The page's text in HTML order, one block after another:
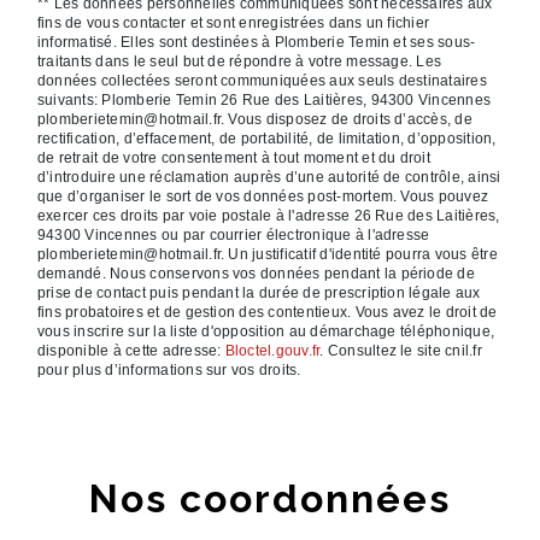
** Les données personnelles communiquées sont nécessaires aux
fins de vous contacter et sont enregistrées dans un fichier
informatisé. Elles sont destinées à Plomberie Temin et ses sous-
traitants dans le seul but de répondre à votre message. Les
données collectées seront communiquées aux seuls destinataires
suivants: Plomberie Temin 26 Rue des Laitières, 94300 Vincennes
plomberietemin@hotmail.fr. Vous disposez de droits d’accès, de
rectification, d’effacement, de portabilité, de limitation, d’opposition,
de retrait de votre consentement à tout moment et du droit
d’introduire une réclamation auprès d’une autorité de contrôle, ainsi
que d’organiser le sort de vos données post-mortem. Vous pouvez
exercer ces droits par voie postale à l'adresse 26 Rue des Laitières,
94300 Vincennes ou par courrier électronique à l'adresse
plomberietemin@hotmail.fr. Un justificatif d'identité pourra vous être
demandé. Nous conservons vos données pendant la période de
prise de contact puis pendant la durée de prescription légale aux
fins probatoires et de gestion des contentieux. Vous avez le droit de
vous inscrire sur la liste d'opposition au démarchage téléphonique,
disponible à cette adresse: Bloctel.gouv.fr. Consultez le site cnil.fr
pour plus d’informations sur vos droits.
Nos coordonnées